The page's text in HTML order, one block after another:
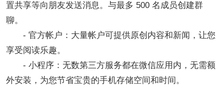
置共享等向朋友发送消息。与最多 500 名成员创建群
聊。
- 官方帐户：大量帐户可提供原创内容和新闻，让您
享受阅读乐趣。
- 小程序：无数第三方服务都在微信应用内，无需额
外安装，为您节省宝贵的手机存储空间和时间。